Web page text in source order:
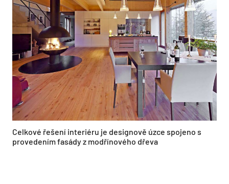
Celkové řešení interiéru je designově úzce spojeno s
provedením fasády z modřínového dřeva